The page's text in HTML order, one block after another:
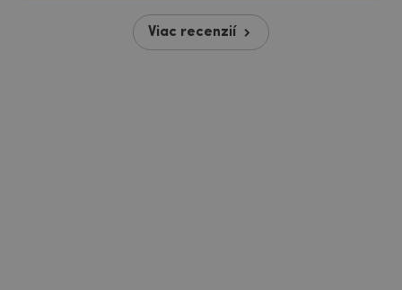
Viac recenzií